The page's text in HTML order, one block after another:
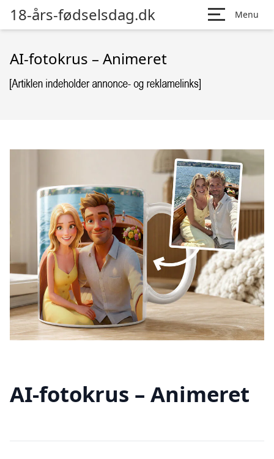
18-års-fødselsdag.dk Menu
AI-fotokrus – Animeret
AI-fotokrus – Animeret